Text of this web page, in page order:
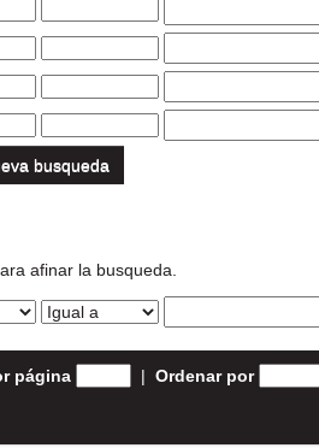
busqueda
afinar la busqueda.
página | Ordenar por